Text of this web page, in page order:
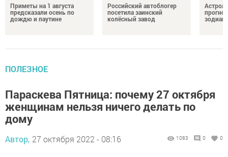
Приметы на 1 августа
предсказали осень по
дождю и паутине
Российский автоблогер
посетила заинский
колёсный завод
зодиака
ПОЛЕЗНОЕ
Параскева Пятница: почему 27 октября
женщинам нельзя ничего делать по
дому
Автор, 27 октября 2022 - 08:16 1083 0 0